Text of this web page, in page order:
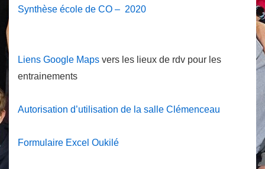
Synthèse école de CO – 2020
Liens Google Maps vers les lieux de rdv pour les
entrainements
Autorisation d’utilisation de la salle Clémenceau
Formulaire Excel Oukilé